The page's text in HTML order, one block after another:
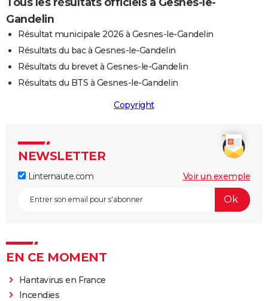
Gandelin
Résultat municipale 2026 à Gesnes-le-Gandelin
Résultats du bac à Gesnes-le-Gandelin
Résultats du brevet à Gesnes-le-Gandelin
Résultats du BTS à Gesnes-le-Gandelin
Copyright
NEWSLETTER
Linternaute.com Voir un exemple
EN CE MOMENT
Hantavirus en France
Incendies